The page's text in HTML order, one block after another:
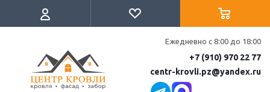
Ежедневно с 8:00 до 18:00
+7 (910) 970 22 77
centr-krovli.pz@yandex.ru